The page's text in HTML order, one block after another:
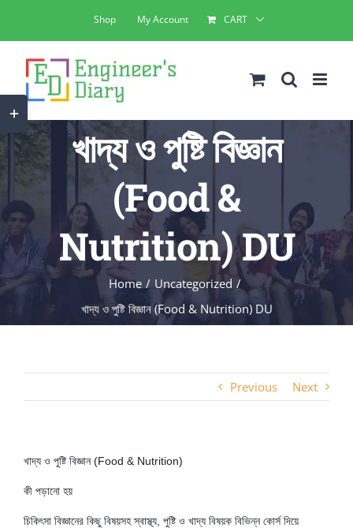
to
content
Shop My Account CART
খাদ্য ও পুষ্টি বিজ্ঞান
(Food &
Nutrition) DU
Home
Uncategorized
খাদ্য ও পুষ্টি বিজ্ঞান (Food & Nutrition) DU
Previous Next
খাদ্য ও পুষ্টি বিজ্ঞান (Food & Nutrition)
কী পড়ানো হয়
চিকিৎসা বিজ্ঞানের কিছু বিষয়সহ স্বাস্থ্য, পুষ্টি ও খাদ্য বিষয়ক বিভিন্ন কোর্স দিয়ে
Toggle
Sliding
Bar
Area